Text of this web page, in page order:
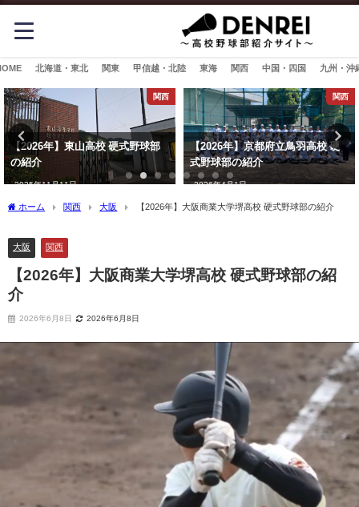
北海道・東北 関東 甲信越・北陸 東海 関西 中国・四国 九州・沖
関西
【2026年】東山高校 硬式野球部
の紹介
2025年11月11日
関西
【2026年】京都府立鳥羽高校 硬
式野球部の紹介
2026年4月1日
ホーム 関西 大阪 【2026年】大阪商業大学堺高校 硬式野球部の紹介
大阪 関西
【2026年】大阪商業大学堺高校 硬式野球部の紹
介
2026年6月8日 2026年6月8日